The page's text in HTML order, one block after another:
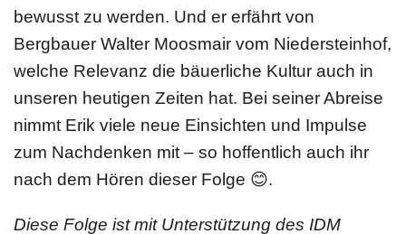
bewusst zu werden. Und er erfährt von
Bergbauer Walter Moosmair vom Niedersteinhof,
welche Relevanz die bäuerliche Kultur auch in
unseren heutigen Zeiten hat. Bei seiner Abreise
nimmt Erik viele neue Einsichten und Impulse
zum Nachdenken mit – so hoffentlich auch ihr
nach dem Hören dieser Folge 😊.
Diese Folge ist mit Unterstützung des IDM